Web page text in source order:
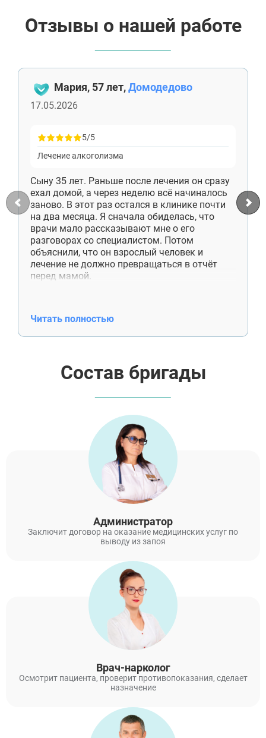
Отзывы о нашей работе
Мария, 57 лет,Домодедово
17.05.2026
5/5
Лечение алкоголизма
Сыну 35 лет. Раньше после лечения он сразу
ехал домой, а через неделю всё начиналось
заново. В этот раз остался в клинике почти
на два месяца. Я сначала обиделась, что
врачи мало рассказывают мне о его
разговорах со специалистом. Потом
объяснили, что он взрослый человек и
лечение не должно превращаться в отчёт
перед мамой.
отцу лекарства, хотя раньше даже не
спрашивал, что ему нужно. Спасибо
проверки и спасение от каждой
неприятности.
Читать полностью
Состав бригады
Администратор
Заключит договор на оказание медицинских услуг по
выводу из запоя
Врач-нарколог
Осмотрит пациента, проверит противопоказания, сделает
назначение
Дедовск
Электрогорск
Красноармейск
Волоколамск
Озёры
Старая Купавна
Голицыно
Бронницы
Рошаль
Зарайск
Куровское
Пущино
Черноголовка
Талдом
Руза
Краснозаводск
Яхрома
Белоозёрский